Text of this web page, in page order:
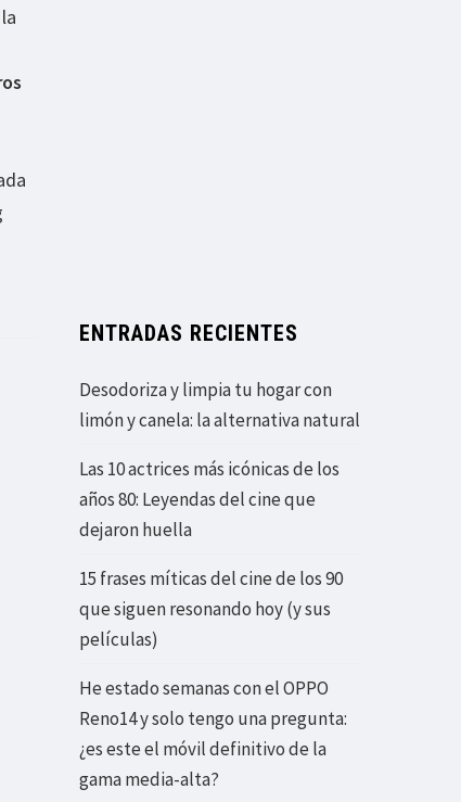
ENTRADAS RECIENTES
Desodoriza y limpia tu hogar con
limón y canela: la alternativa natural
Las 10 actrices más icónicas de los
años 80: Leyendas del cine que
dejaron huella
15 frases míticas del cine de los 90
que siguen resonando hoy (y sus
películas)
He estado semanas con el OPPO
Reno14 y solo tengo una pregunta:
¿es este el móvil definitivo de la
gama media-alta?